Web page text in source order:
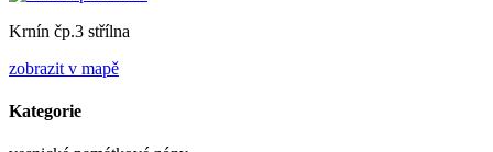
Krnín čp.3 střílna
zobrazit v mapě
Kategorie